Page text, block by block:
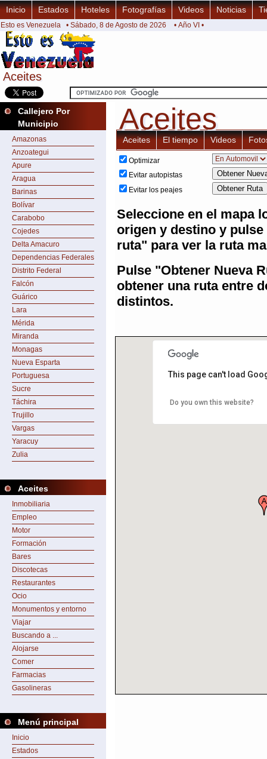
Aceites
Aceites
Inicio Estados Hoteles Fotografías Videos Noticias
Esto es Venezuela • Sábado, 8 de Agosto de 2026 • Año VI •
Callejero Por
Municipio
Amazonas
Anzoategui
Apure
Aragua
Barinas
Bolívar
Carabobo
Cojedes
Delta Amacuro
Dependencias Federales
Distrito Federal
Falcón
Guárico
Lara
Mérida
Miranda
Monagas
Nueva Esparta
Portuguesa
Sucre
Táchira
Trujillo
Vargas
Yaracuy
Zulia
Aceites
Inmobiliaria
Empleo
Motor
Formación
Bares
Discotecas
Restaurantes
Ocio
Monumentos y entorno
Viajar
Buscando a ...
Alojarse
Comer
Farmacias
Gasolineras
Menú principal
Inicio
Estados
Aceites
Aceites
Aceites El tiempo Videos
Optimizar
Evitar autopistas
Evitar los peajes
Seleccione en el mapa
origen y destino y
ruta" para ver la ruta
Pulse "Obtener Nueva
obtener una ruta entre
distintos.
This page can't load
Do you own this website?